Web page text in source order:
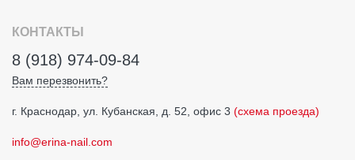
КОНТАКТЫ
8 (918) 974-09-84
Вам перезвонить?
г. Краснодар, ул. Кубанская, д. 52, офис 3 (схема проезда)
info@erina-nail.com